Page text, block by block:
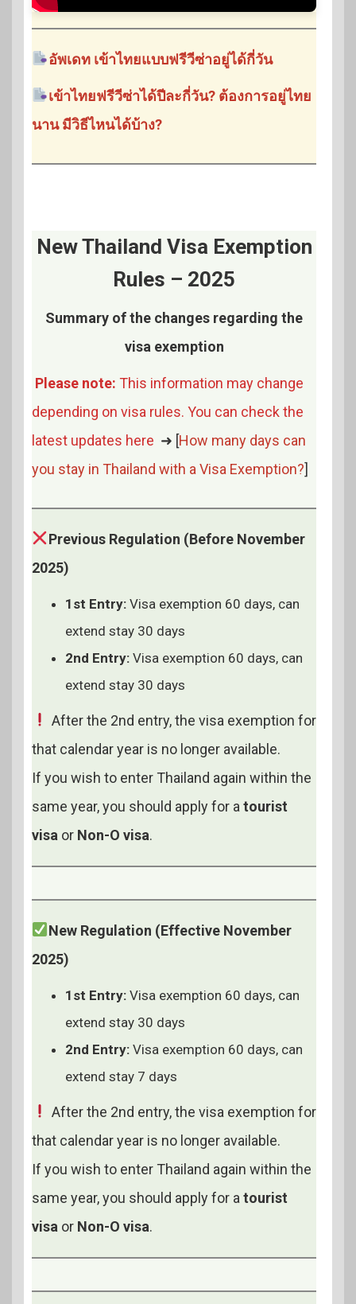
อัพเดท เข้าไทยแบบฟรีวีซ่าอยู่ได้กี่วัน
เข้าไทยฟรีวีซ่าได้ปีละกี่วัน? ต้องการอยู่ไทย
นาน มีวิธีไหนได้บ้าง?
New Thailand Visa Exemption
Rules – 2025
Summary of the changes regarding the
visa exemption
Please note: This information may change
depending on visa rules. You can check the
latest updates here ➜ [How many days can
you stay in Thailand with a Visa Exemption?]
Previous Regulation (Before November
2025)
1st Entry: Visa exemption 60 days, can
extend stay 30 days
2nd Entry: Visa exemption 60 days, can
extend stay 30 days
After the 2nd entry, the visa exemption for
that calendar year is no longer available.
If you wish to enter Thailand again within the
same year, you should apply for a tourist
visa or Non-O visa.
New Regulation (Effective November
2025)
1st Entry: Visa exemption 60 days, can
extend stay 30 days
2nd Entry: Visa exemption 60 days, can
extend stay 7 days
After the 2nd entry, the visa exemption for
that calendar year is no longer available.
If you wish to enter Thailand again within the
same year, you should apply for a tourist
visa or Non-O visa.